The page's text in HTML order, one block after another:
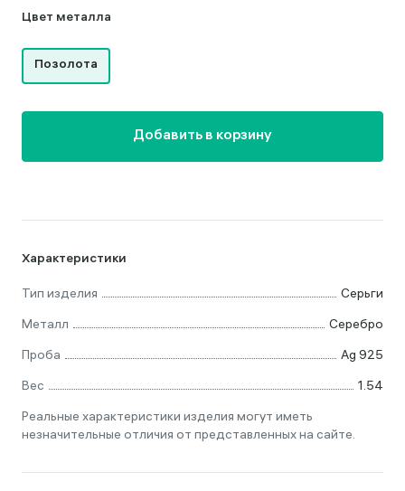
Характеристики
Тип изделия
Серьги
Металл
Серебро
Проба
Ag 925
Вес
1.54
Реальные характеристики изделия могут иметь
незначительные отличия от представленных на сайте.
Цвет металла
Позолота
Добавить в корзину